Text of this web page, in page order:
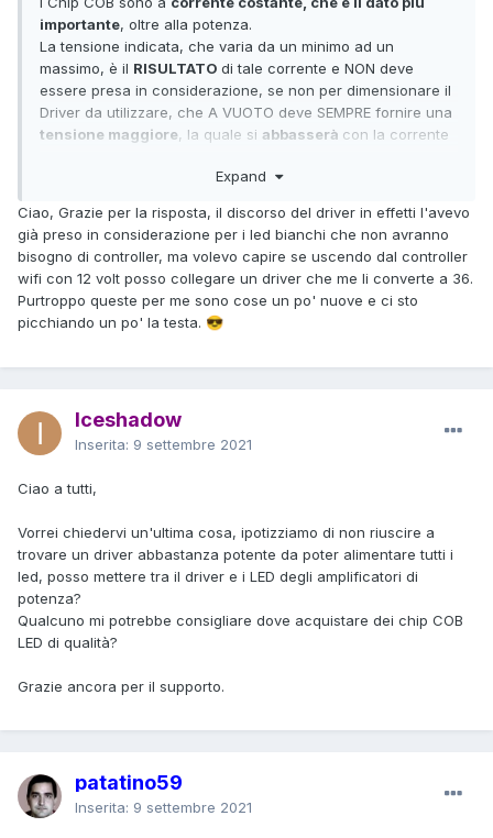
importante, oltre alla potenza.
La tensione indicata, che varia da un minimo ad un
massimo, è il RISULTATO di tale corrente e NON deve
essere presa in considerazione, se non per dimensionare il
Driver da utilizzare, che A VUOTO deve SEMPRE fornire una
tensione maggiore, la quale si abbasserà con la corrente
Ricapitolando, la tensione di circa 30 - 36 volt, è
Devi individuare un Driver da 600 mA con uscita di 30 Watt
e ingresso PWM, e pilotarlo da li.
Expand
Ciao, Grazie per la risposta, il discorso del driver in effetti l'avevo
già preso in considerazione per i led bianchi che non avranno
bisogno di controller, ma volevo capire se uscendo dal controller
wifi con 12 volt posso collegare un driver che me li converte a 36.
Purtroppo queste per me sono cose un po' nuove e ci sto
picchiando un po' la testa. 😎
Iceshadow
Inserita: 9 settembre 2021
Ciao a tutti,
Vorrei chiedervi un'ultima cosa, ipotizziamo di non riuscire a
trovare un driver abbastanza potente da poter alimentare tutti i
led, posso mettere tra il driver e i LED degli amplificatori di
potenza?
Qualcuno mi potrebbe consigliare dove acquistare dei chip COB
LED di qualità?
Grazie ancora per il supporto.
patatino59
Inserita: 9 settembre 2021